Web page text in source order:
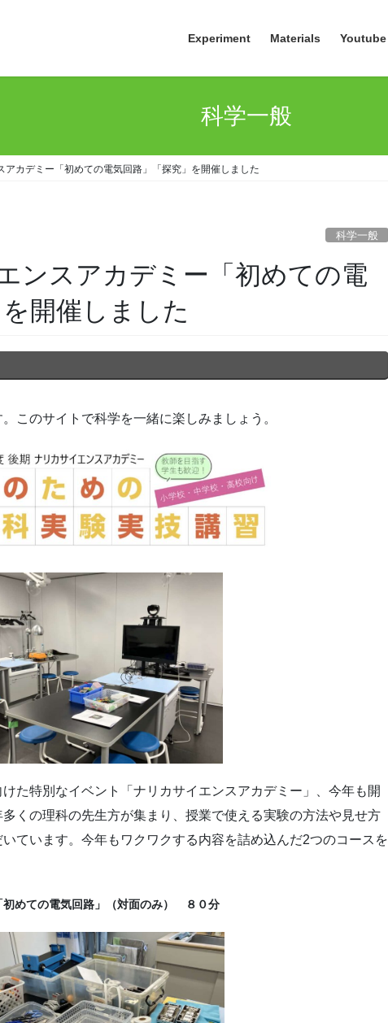
Experiment Materials Youtube
科学一般
アカデミー「初めての電気回路」「探究」を開催しました
科学一般
ンスアカデミー「初めての電
開催しました
このサイトで科学を一緒に楽しみましょう。
た特別なイベント「ナリカサイエンスアカデミー」、今年も開
くの理科の先生方が集まり、授業で使える実験の方法や見せ方
ています。今年もワクワクする内容を詰め込んだ2つのコースを
めての電気回路」（対面のみ） ８０分